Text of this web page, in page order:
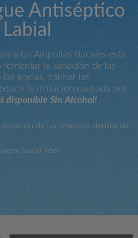
Antiséptico
las Ampollas Bucales está
la sanación de las
encías, calmar las
la irritación causada por
disponible Sin Alcohol!
de las ampollas dentro de
bucal líder